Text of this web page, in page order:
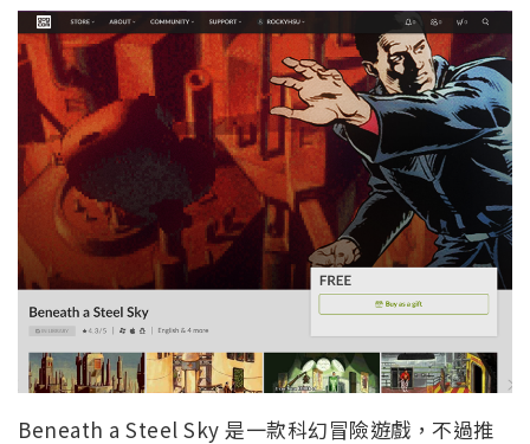
Beneath a Steel Sky 是一款科幻冒險遊戲，不過推